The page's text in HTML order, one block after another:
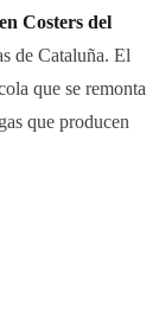
Costers del
de Cataluña. El
que se remonta
que producen